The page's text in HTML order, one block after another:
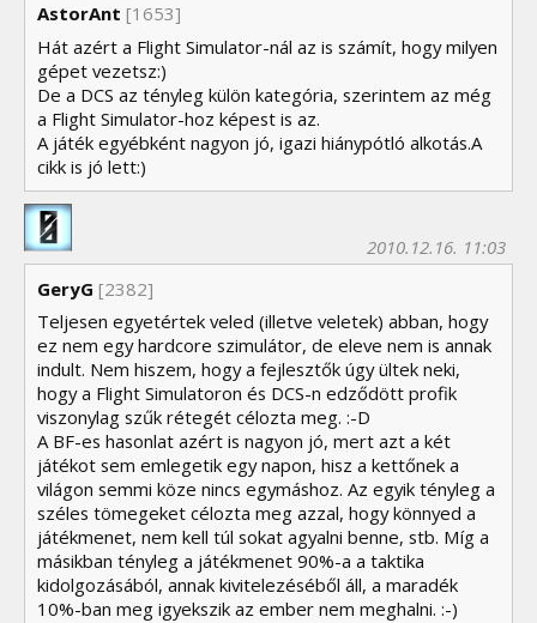
AstorAnt [1653]
Hát azért a Flight Simulator-nál az is számít, hogy milyen
gépet vezetsz:)
De a DCS az tényleg külön kategória, szerintem az még
a Flight Simulator-hoz képest is az.
A játék egyébként nagyon jó, igazi hiánypótló alkotás.A
cikk is jó lett:)
GeryG
2010.12.16. 11:03
[2382]
Teljesen egyetértek veled (illetve veletek) abban, hogy
ez nem egy hardcore szimulátor, de eleve nem is annak
indult. Nem hiszem, hogy a fejlesztők úgy ültek neki,
hogy a Flight Simulatoron és DCS-n edződött profik
viszonylag szűk rétegét célozta meg. :-D
A BF-es hasonlat azért is nagyon jó, mert azt a két
játékot sem emlegetik egy napon, hisz a kettőnek a
világon semmi köze nincs egymáshoz. Az egyik tényleg a
széles tömegeket célozta meg azzal, hogy könnyed a
játékmenet, nem kell túl sokat agyalni benne, stb. Míg a
másikban tényleg a játékmenet 90%-a a taktika
kidolgozásából, annak kivitelezéséből áll, a maradék
10%-ban meg igyekszik az ember nem meghalni. :-)